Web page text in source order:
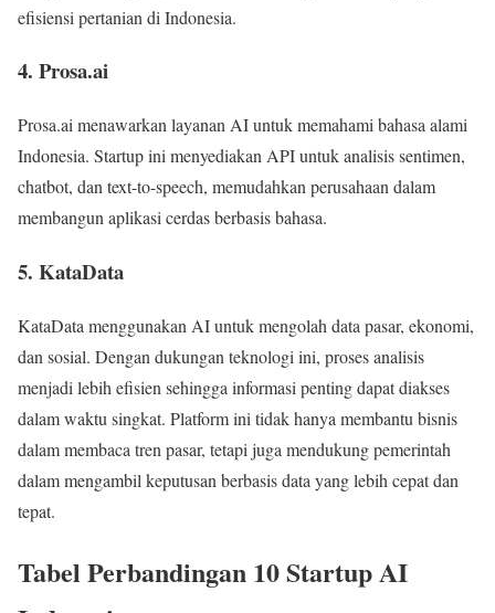
efisiensi pertanian di Indonesia.
4. Prosa.ai
Prosa.ai menawarkan layanan AI untuk memahami bahasa alami
Indonesia. Startup ini menyediakan API untuk analisis sentimen,
chatbot, dan text-to-speech, memudahkan perusahaan dalam
membangun aplikasi cerdas berbasis bahasa.
5. KataData
KataData menggunakan AI untuk mengolah data pasar, ekonomi,
dan sosial. Dengan dukungan teknologi ini, proses analisis
menjadi lebih efisien sehingga informasi penting dapat diakses
dalam waktu singkat. Platform ini tidak hanya membantu bisnis
dalam membaca tren pasar, tetapi juga mendukung pemerintah
dalam mengambil keputusan berbasis data yang lebih cepat dan
tepat.
Tabel Perbandingan 10 Startup AI